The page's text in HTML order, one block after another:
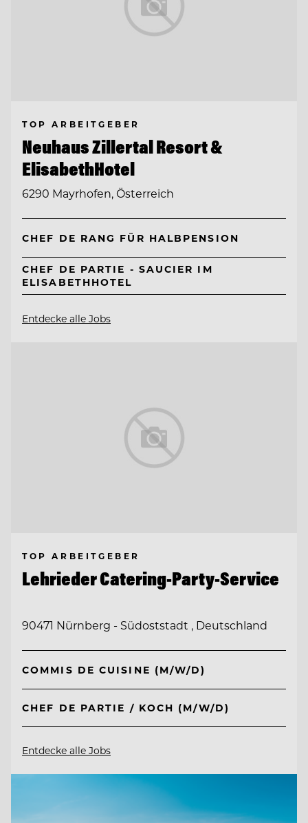
TOP ARBEITGEBER
Neuhaus Zillertal Resort &
ElisabethHotel
6290 Mayrhofen, Österreich
CHEF DE RANG FÜR HALBPENSION
CHEF DE PARTIE - SAUCIER IM
ELISABETHHOTEL
Entdecke alle Jobs
TOP ARBEITGEBER
Lehrieder Catering-Party-Service
90471 Nürnberg - Südoststadt , Deutschland
COMMIS DE CUISINE (M/W/D)
CHEF DE PARTIE / KOCH (M/W/D)
Entdecke alle Jobs